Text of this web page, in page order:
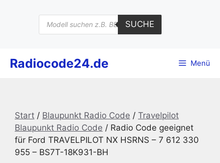
Products
search
SUCHE
Radiocode24.de Menü
Start / Blaupunkt Radio Code / Travelpilot
Blaupunkt Radio Code / Radio Code geeignet
für Ford TRAVELPILOT NX HSRNS – 7 612 330
955 – BS7T-18K931-BH